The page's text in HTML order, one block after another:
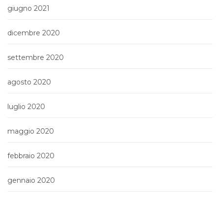
giugno 2021
dicembre 2020
settembre 2020
agosto 2020
luglio 2020
maggio 2020
febbraio 2020
gennaio 2020